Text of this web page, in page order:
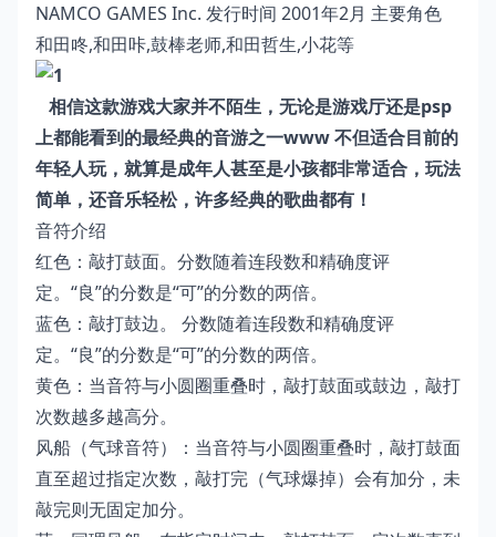
NAMCO GAMES Inc. 发行时间 2001年2月 主要角色
和田咚,和田咔,鼓棒老师,和田哲生,小花等
相信这款游戏大家并不陌生，无论是游戏厅还是psp
上都能看到的最经典的音游之一www不但适合目前的
年轻人玩，就算是成年人甚至是小孩都非常适合，玩法
简单，还音乐轻松，许多经典的歌曲都有！
音符介绍
红色：敲打鼓面。分数随着连段数和精确度评
定。“良”的分数是“可”的分数的两倍。
蓝色：敲打鼓边。 分数随着连段数和精确度评
定。“良”的分数是“可”的分数的两倍。
黄色：当音符与小圆圈重叠时，敲打鼓面或鼓边，敲打
次数越多越高分。
风船（气球音符）：当音符与小圆圈重叠时，敲打鼓面
直至超过指定次数，敲打完（气球爆掉）会有加分，未
敲完则无固定加分。